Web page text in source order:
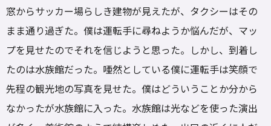
窓からサッカー場らしき建物が見えたが、タクシーはその
まま通り過ぎた。僕は運転手に尋ねようか悩んだが、マッ
プを見せたのでそれを信じようと思った。しかし、到着し
たのは水族館だった。唖然としている僕に運転手は笑顔で
先程の観光地の写真を見せた。僕はどういうことか分から
なかったが水族館に入った。水族館は光などを使った演出